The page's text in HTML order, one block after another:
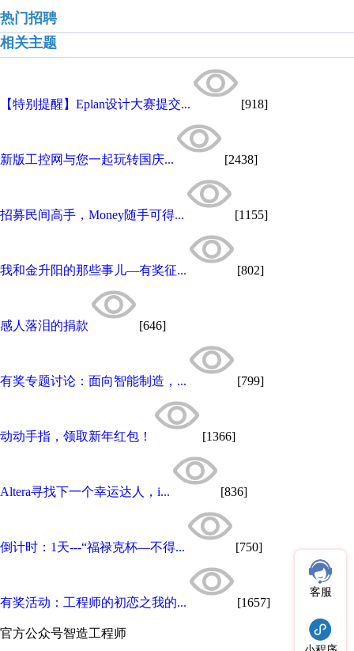
热门招聘
相关主题
【特别提醒】Eplan设计大赛提交... [918]
新版工控网与您一起玩转国庆... [2438]
招募民间高手，Money随手可得... [1155]
我和金升阳的那些事儿—有奖征... [802]
感人落泪的捐款 [646]
有奖专题讨论：面向智能制造，... [799]
动动手指，领取新年红包！ [1366]
Altera寻找下一个幸运达人，i... [836]
倒计时：1天---“福禄克杯—不得... [750]
有奖活动：工程师的初恋之我的... [1657]
官方公众号智造工程师
客服